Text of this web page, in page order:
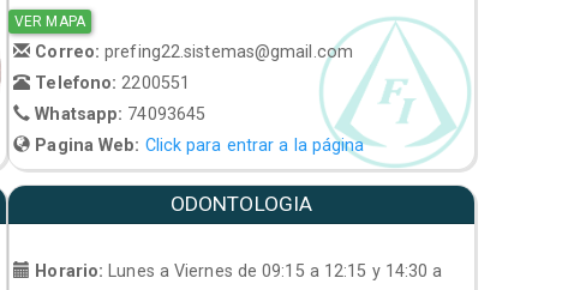
VER MAPA
Correo:prefing22.sistemas@gmail.com
Telefono: 2200551
Whatsapp: 74093645
Pagina Web: Click para entrar a la página
ODONTOLOGIA
Horario:
Lunes a Viernes de 09:15 a 12:15 y 14:30 a